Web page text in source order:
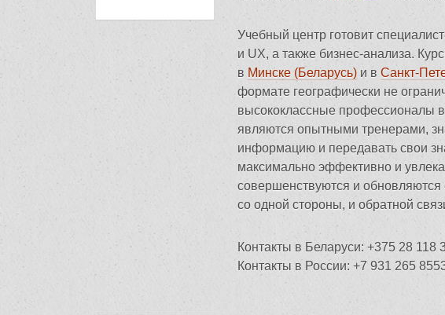
Учебный центр готовит
и UX, а также бизнес-анализа.
в Минске (Беларусь) и в Санкт-
формате географически не
высококлассные профессионалы
являются опытными тренерами,
информацию и передавать свои
максимально эффективно и
совершенствуются и
со одной стороны, и обратной
Контакты в Беларуси: +375 28 118
Контакты в России: +7 931 265